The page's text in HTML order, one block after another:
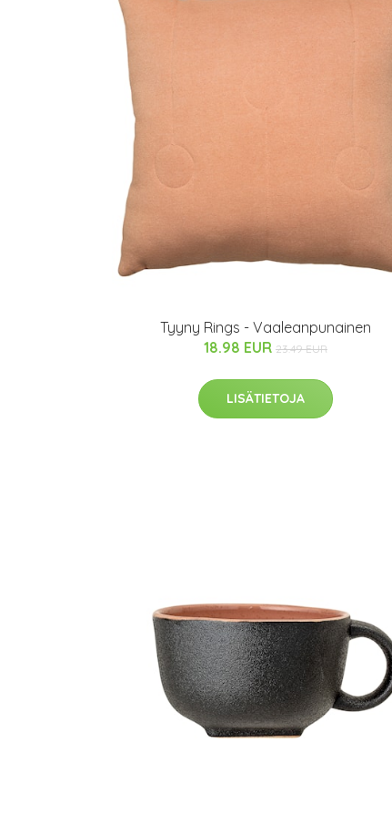
Tyyny Rings - Vaaleanpunainen
18.98 EUR 23.49 EUR
LISÄTIETOJA